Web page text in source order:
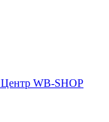
WB-SHOP